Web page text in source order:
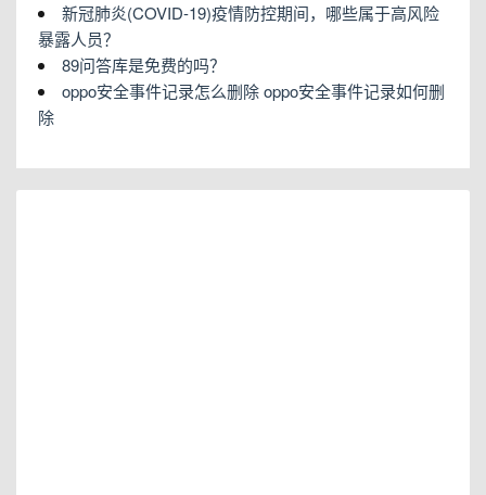
新冠肺炎(COVID-19)疫情防控期间，哪些属于高风险
暴露人员？
89问答库是免费的吗？
oppo安全事件记录怎么删除 oppo安全事件记录如何删
除